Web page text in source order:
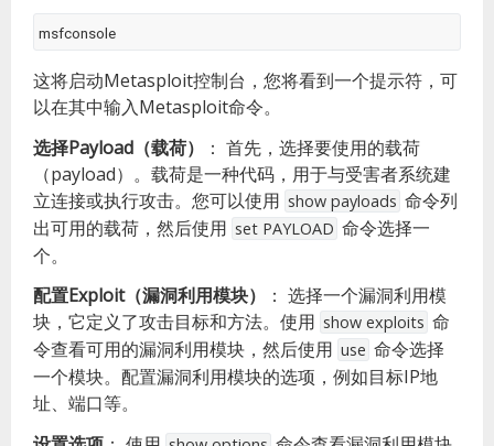
msfconsole
这将启动Metasploit控制台，您将看到一个提示符，可
以在其中输入Metasploit命令。
选择Payload（载荷）
： 首先，选择要使用的载荷
（payload）。载荷是一种代码，用于与受害者系统建
立连接或执行攻击。您可以使用 show payloads 命令列
出可用的载荷，然后使用 set PAYLOAD 命令选择一
个。
配置Exploit（漏洞利用模块）
： 选择一个漏洞利用模
块，它定义了攻击目标和方法。使用 show exploits 命
令查看可用的漏洞利用模块，然后使用 use 命令选择
一个模块。配置漏洞利用模块的选项，例如目标IP地
址、端口等。